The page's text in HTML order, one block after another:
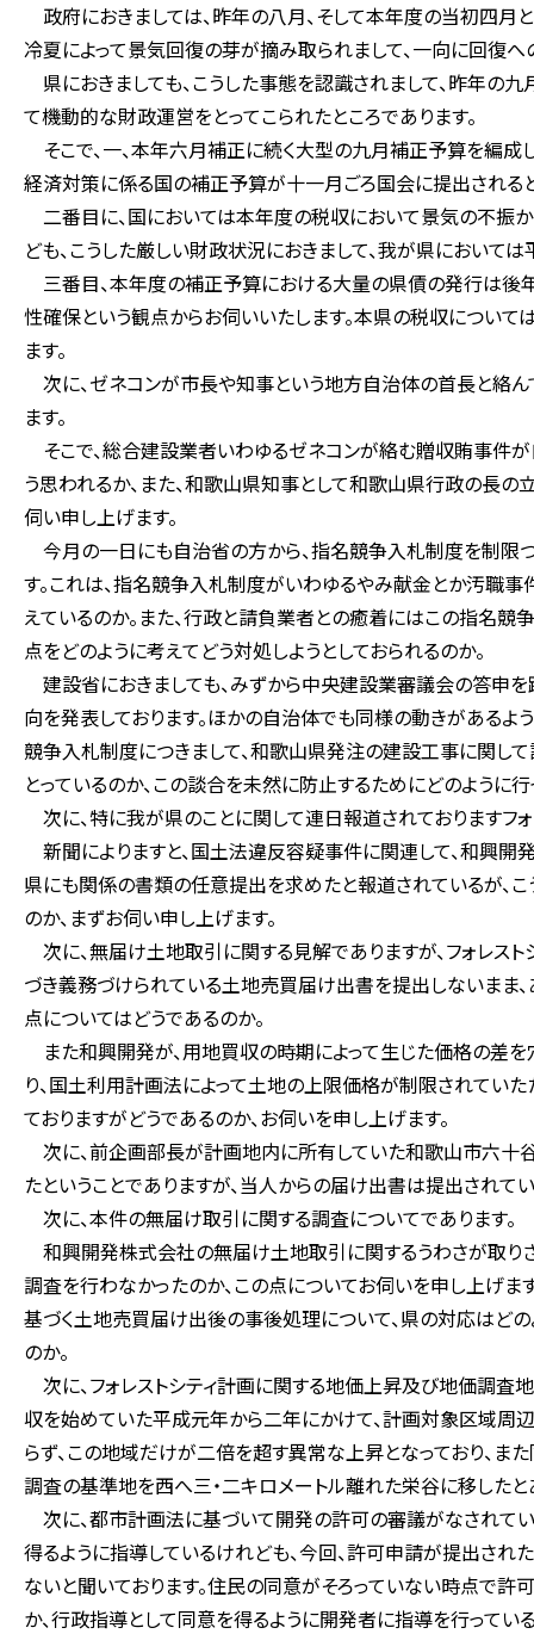
政府におきましては、昨年の八月、そして本年度の当初四月
冷夏によって景気回復の芽が摘み取られまして、一向に回復
県におきましても、こうした事態を認識されまして、昨年の
て機動的な財政運営をとってこられたところであります。
そこで、一、本年六月補正に続く大型の九月補正予算を編
経済対策に係る国の補正予算が十一月ごろ国会に提出される
二番目に、国においては本年度の税収において景気の不振
ども、こうした厳しい財政状況におきまして、我が県におい
三番目、本年度の補正予算における大量の県債の発行は後
性確保という観点からお伺いいたします。本県の税収につい
ます。
次に、ゼネコンが市長や知事という地方自治体の首長と絡ん
ます。
そこで、総合建設業者いわゆるゼネコンが絡む贈収賄事件
う思われるか、また、和歌山県知事として和歌山県行政の長の
伺い申し上げます。
今月の一日にも自治省の方から、指名競争入札制度を制限
す。これは、指名競争入札制度がいわゆるやみ献金とか汚職
えているのか。また、行政と請負業者との癒着にはこの指名
点をどのように考えてどう対処しようとしておられるのか。
建設省におきましても、みずから中央建設業審議会の答申
向を発表しております。ほかの自治体でも同様の動きがあるよ
競争入札制度につきまして、和歌山県発注の建設工事に関し
とっているのか、この談合を未然に防止するためにどのように
次に、特に我が県のことに関して連日報道されておりますフ
新聞によりますと、国土法違反容疑事件に関連して、和興
県にも関係の書類の任意提出を求めたと報道されているが、
のか、まずお伺い申し上げます。
次に、無届け土地取引に関する見解でありますが、フォレ
づき義務づけられている土地売買届け出書を提出しないまま
点についてはどうであるのか。
また和興開発が、用地買収の時期によって生じた価格の差
り、国土利用計画法によって土地の上限価格が制限されてい
ておりますがどうであるのか、お伺いを申し上げます。
次に、前企画部長が計画地内に所有していた和歌山市六
たということでありますが、当人からの届け出書は提出されて
次に、本件の無届け取引に関する調査についてであります。
和興開発株式会社の無届け土地取引に関するうわさが取り
調査を行わなかったのか、この点についてお伺いを申し上げ
基づく土地売買届け出後の事後処理について、県の対応はど
のか。
次に、フォレストシティ計画に関する地価上昇及び地価調査
収を始めていた平成元年から二年にかけて、計画対象区域周
らず、この地域だけが二倍を超す異常な上昇となっており、ま
調査の基準地を西へ三・二キロメートル離れた栄谷に移した
次に、都市計画法に基づいて開発の許可の審議がなされて
得るように指導しているけれども、今回、許可申請が提出され
ないと聞いております。住民の同意がそろっていない時点で
か、行政指導として同意を得るように開発者に指導を行って